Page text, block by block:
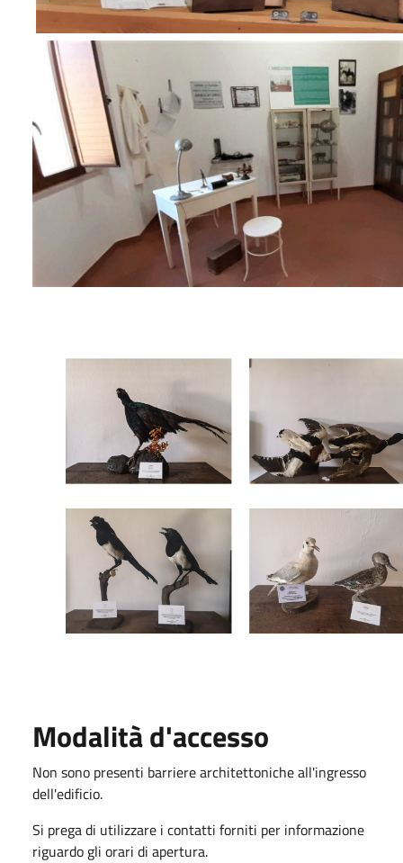
Modalità d'accesso
Non sono presenti barriere architettoniche all'ingresso
dell'edificio.
Si prega di utilizzare i contatti forniti per informazione
riguardo gli orari di apertura.